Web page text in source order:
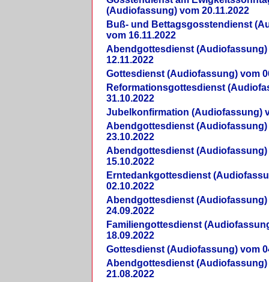
(Audiofassung) vom 20.11.2022
Buß- und Bettagsgosstendienst
vom 16.11.2022
Abendgottesdienst (Audiofassung)
12.11.2022
Gottesdienst (Audiofassung) vom
Reformationsgottesdienst
31.10.2022
Jubelkonfirmation (Audiofassung)
Abendgottesdienst (Audiofassung)
23.10.2022
Abendgottesdienst (Audiofassung)
15.10.2022
Erntedankgottesdienst
02.10.2022
Abendgottesdienst (Audiofassung)
24.09.2022
Familiengottesdienst
18.09.2022
Gottesdienst (Audiofassung) vom
Abendgottesdienst (Audiofassung)
21.08.2022